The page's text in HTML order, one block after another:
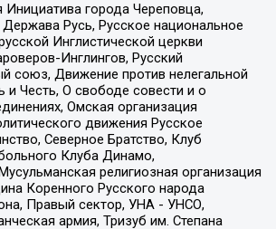
Инициатива города Череповца,
Русь, Русское национальное
Инглистической церкви
Инглингов, Русский
союз, Движение против нелегальной
и Честь, О свободе совести и о
Омская организация
движения Русское
Северное Братство, Клуб
Клуба Динамо,
религиозная организация
Коренного Русского народа
Правый сектор, УНА - УНСО,
армия, Тризуб им. Степана